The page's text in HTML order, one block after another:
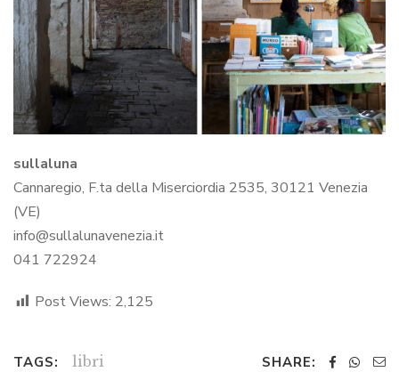
sullaluna
Cannaregio, F.ta della Miserciordia 2535, 30121 Venezia
(VE)
info@sullalunavenezia.it
041 722924
Post Views: 2,125
TAGS: libri SHARE: